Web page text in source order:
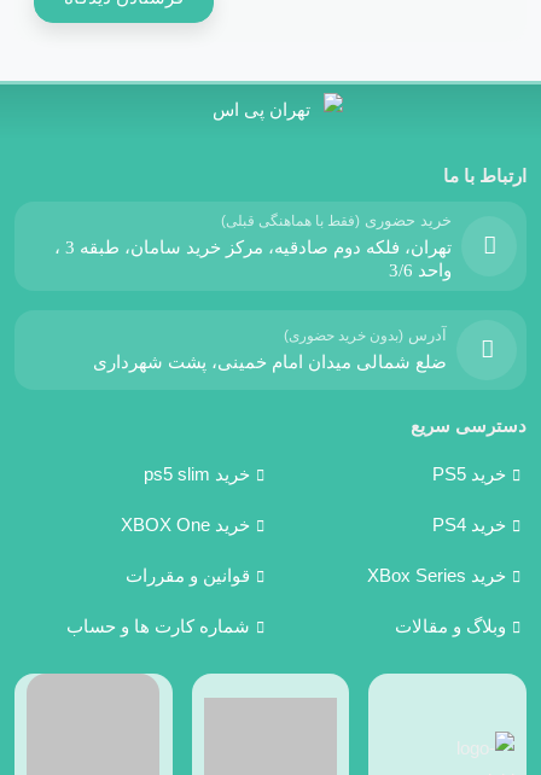
ارتباط با ما
خرید حضوری (فقط با هماهنگی قبلی)
تهران، فلکه دوم صادقیه، مرکز خرید سامان، طبقه 3 ،
واحد 3/6
آدرس (بدون خرید حضوری)
ضلع شمالی میدان امام خمینی، پشت شهرداری
دسترسی سریع
خرید PS5 خرید ps5 slim
خرید PS4 خرید XBOX One
خرید XBox Series قوانین و مقررات
وبلاگ و مقالات شماره کارت ها و حساب